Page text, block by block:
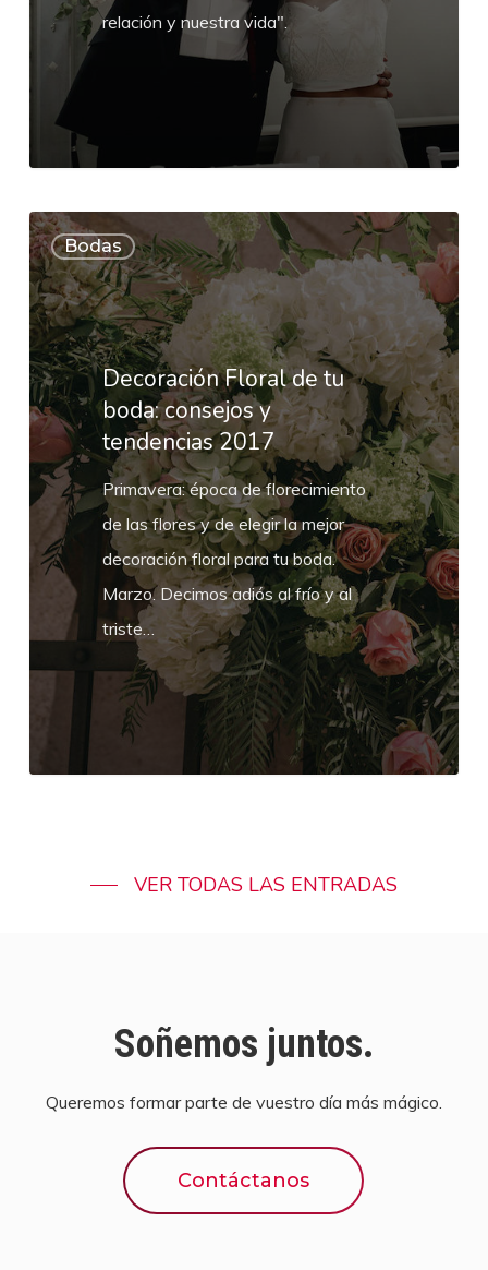
relación y nuestra vida".
Bodas
Decoración
Floral
de
tu
boda:
consejos
tendencias
2017
Decoración Floral de tu
boda: consejos y
tendencias 2017
Primavera: época de florecimiento
de las flores y de elegir la mejor
decoración floral para tu boda.
Marzo. Decimos adiós al frío y al
triste…
VER TODAS LAS ENTRADAS
Soñemos juntos.
Queremos formar parte de vuestro día más mágico.
Contáctanos